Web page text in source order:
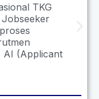
TKG
AI (Applicant